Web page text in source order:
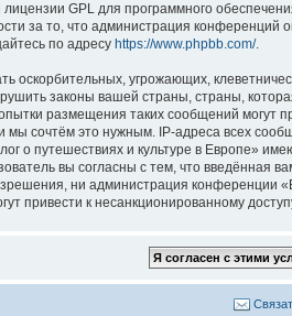
лицензии GPL для программного
за то, что администрация
по адресу https://www.phpbb.com/.
оскорбительных, угрожающих,
законы вашей страны, страны,
размещения таких сообщений могут
мы сочтём это нужным. IP-адреса всех
о путешествиях и культуре в Европе»
вы согласны с тем, что введённая
ни администрация конференции
привести к несанкционированному